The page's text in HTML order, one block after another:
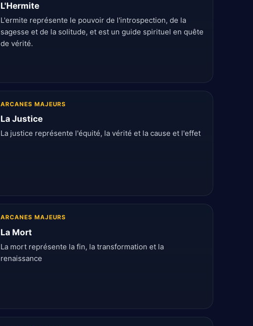
L'Hermite
L'ermite représente le pouvoir de l'introspection, de la
sagesse et de la solitude, et est un guide spirituel en quête
de vérité.
ARCANES MAJEURS
La Justice
La justice représente l'équité, la vérité et la cause et l'effet
ARCANES MAJEURS
La Mort
La mort représente la fin, la transformation et la
renaissance